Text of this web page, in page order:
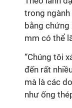
trong ngành
bằng chứng
mm có thể
“Chúng tôi
đến rất
mà là các
như ống